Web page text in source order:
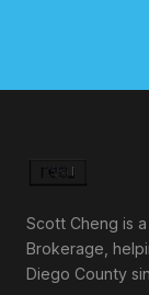
Scott Cheng is a
Brokerage,
Diego County